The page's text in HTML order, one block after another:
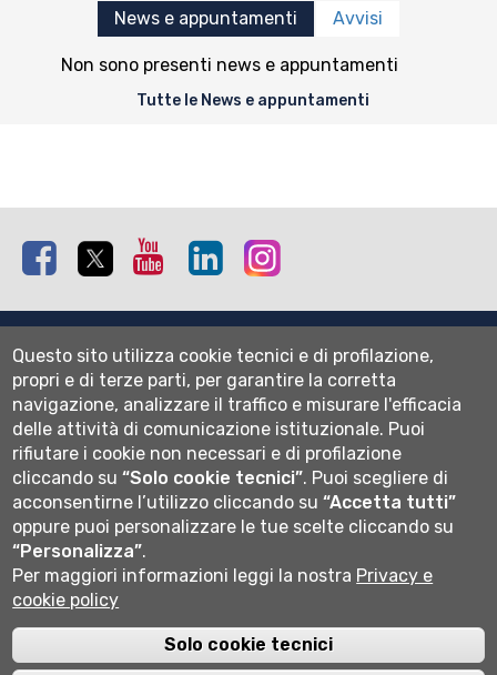
News e appuntamenti Avvisi
Non sono presenti news e appuntamenti
Tutte le News e appuntamenti
Facebook Twitter Youtube Linkedin
Mappa del sito
Normativa cookie
Informativa privacy
Cookie settings
Wi-fi
Webmail
Università degli studi di Bergamo
Cod. Fiscale 80004350163
Questo sito utilizza cookie tecnici e di profilazione,
propri e di terze parti, per garantire la corretta
navigazione, analizzare il traffico e misurare l'efficacia
delle attività di comunicazione istituzionale. Puoi
rifiutare i cookie non necessari e di profilazione
cliccando su“Solo cookie tecnici”. Puoi scegliere di
acconsentirne l’utilizzo cliccando su“Accetta tutti”
oppure puoi personalizzare le tue scelte cliccando su
“Personalizza”.
Per maggiori informazioni leggi la nostra Privacy e
cookie policy
Solo cookie tecnici